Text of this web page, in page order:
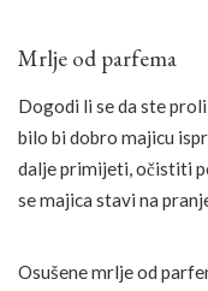
Mrlje od parfema
Dogodi li se da ste
bilo bi dobro majicu
dalje primijeti, očistiti
se majica stavi na
Osušene mrlje od